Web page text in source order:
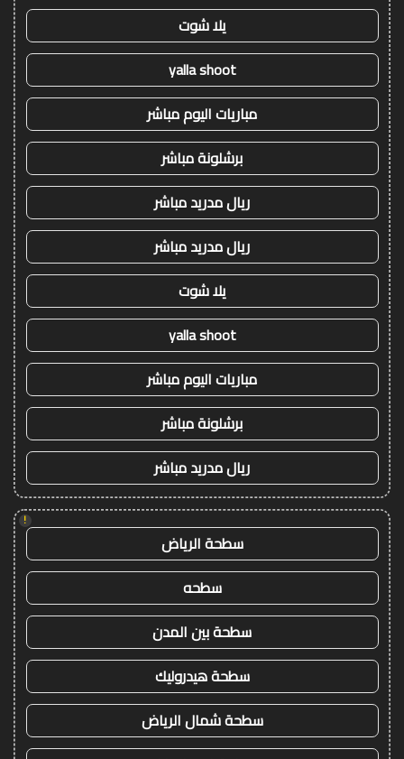
يلا شوت
yalla shoot
مباريات اليوم مباشر
برشلونة مباشر
ريال مدريد مباشر
ريال مدريد مباشر
يلا شوت
yalla shoot
مباريات اليوم مباشر
برشلونة مباشر
ريال مدريد مباشر
!
سطحة الرياض
سطحه
سطحة بين المدن
سطحة هيدروليك
سطحة شمال الرياض